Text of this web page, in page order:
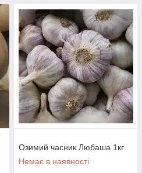
Озимий часник Любаша 1кг
Немає в наявності